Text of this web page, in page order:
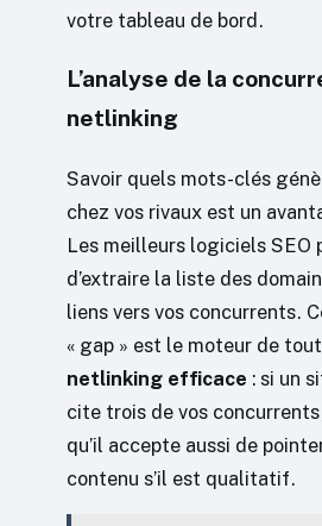
votre tableau de bord.
L’analyse de la
netlinking
Savoir quels mots-clés
chez vos rivaux est un
Les meilleurs logiciels SEO
d’extraire la liste des
liens vers vos concurrents.
« gap » est le moteur de
netlinking efficace : si un
cite trois de vos
qu’il accepte aussi de
contenu s’il est qualitatif.